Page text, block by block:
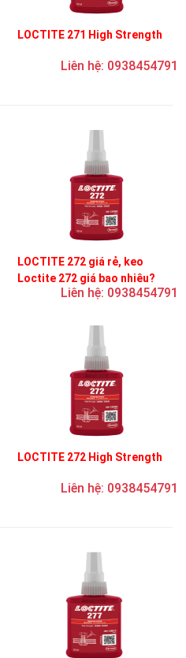
LOCTITE 271 High Strength
Liên hệ: 0938454791
LOCTITE 272 giá rẻ, keo
Loctite 272 giá bao nhiêu?
Liên hệ: 0938454791
LOCTITE 272 High Strength
Liên hệ: 0938454791